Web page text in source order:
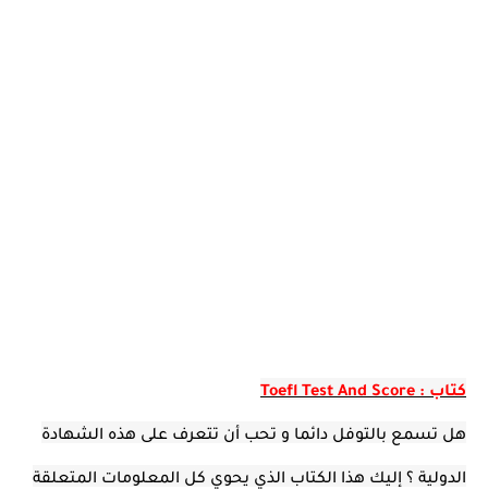
كتاب : Toefl Test And Score
هل تسمع بالتوفل دائما و تحب أن تتعرف على هذه الشهادة
الدولية ؟ إليك هذا الكتاب الذي يحوي كل المعلومات المتعلقة